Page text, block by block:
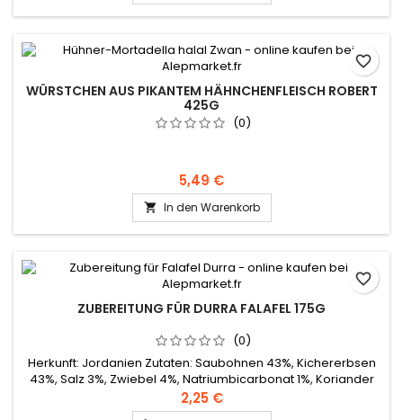
WÜRSTCHEN AUS PIKANTEM HÄHNCHENFLEISCH ROBERT
425G
(0)
5,49 €
 In den Warenkorb
favorite_border
ZUBEREITUNG FÜR DURRA FALAFEL 175G
(0)
Herkunft: Jordanien Zutaten: Saubohnen 43%, Kichererbsen
43%, Salz 3%, Zwiebel 4%, Natriumbicarbonat 1%, Koriander
5%, Kreuzkümmel 1%, Kurkuma, Knoblauch
2,25 €
favorite_border